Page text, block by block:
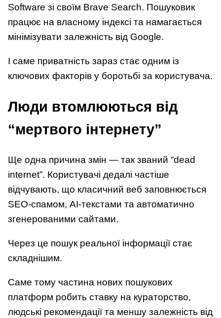
Software зі своїм Brave Search. Пошуковик
працює на власному індексі та намагається
мінімізувати залежність від Google.
І саме приватність зараз стає одним із
ключових факторів у боротьбі за користувача.
Люди втомлюються від
“мертвого інтернету”
Ще одна причина змін — так званий “dead
internet”. Користувачі дедалі частіше
відчувають, що класичний веб заповнюється
SEO-спамом, AI-текстами та автоматично
згенерованими сайтами.
Через це пошук реальної інформації стає
складнішим.
Саме тому частина нових пошукових
платформ робить ставку на кураторство,
людські рекомендації та меншу залежність від